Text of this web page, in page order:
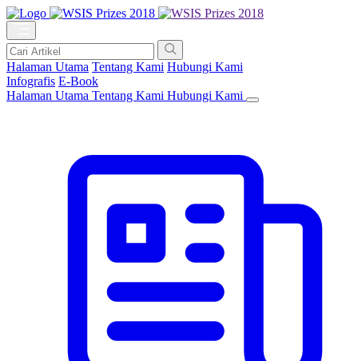
Halaman Utama Tentang Kami Hubungi Kami
Infografis E-Book
Halaman Utama Tentang Kami Hubungi Kami